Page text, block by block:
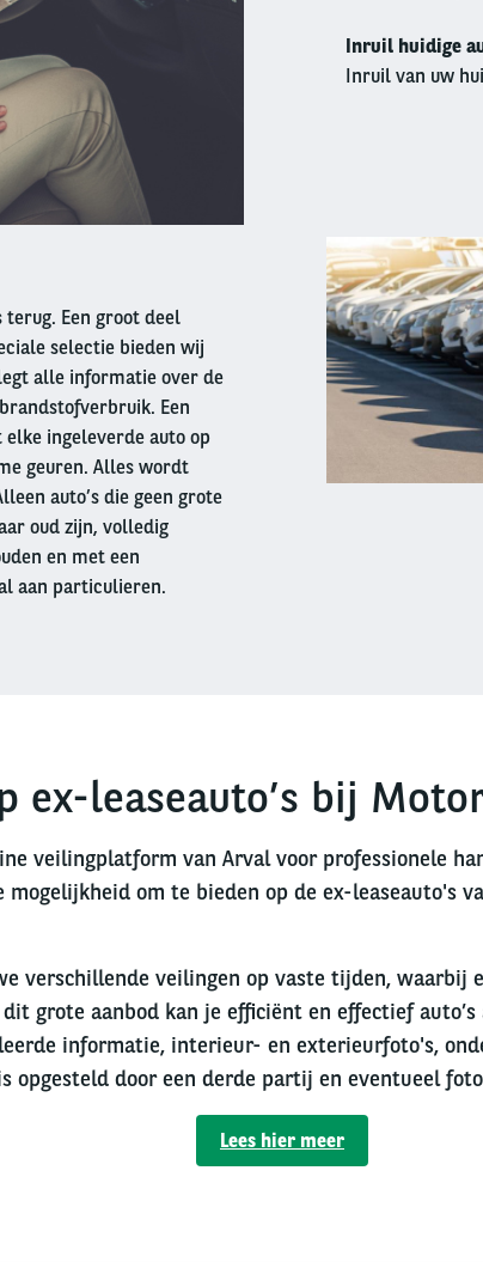
Inruil huidige
Inruil van uw
terug. Een groot deel
selectie bieden wij
alle informatie over de
Een
ingeleverde auto op
geuren. Alles wordt
auto’s die geen grote
oud zijn, volledig
en met een
aan particulieren.
Right
column
ex-leaseauto’s bij
veilingplatform van Arval voor professionele
mogelijkheid om te bieden op de ex-leaseauto's
verschillende veilingen op vaste tijden, waarbij
grote aanbod kan je efficiënt en effectief
informatie, interieur- en exterieurfoto's,
opgesteld door een derde partij en eventueel
Lees hier meer